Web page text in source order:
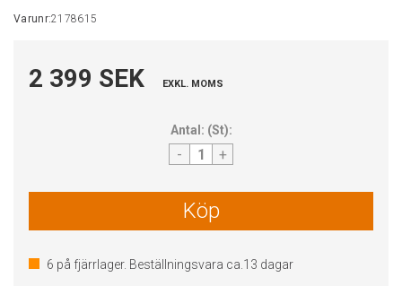
Varunr:2178615
2 399 SEK EXKL. MOMS
Antal: (St):
- +
Köp
6 på fjärrlager. Beställningsvara ca. 13 dagar